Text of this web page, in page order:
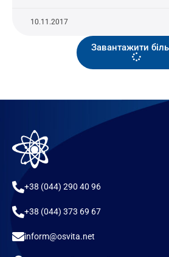
10.11.2017
Завантажити
+38 (044) 290 40 96
+38 (044) 373 69 67
inform@osvita.net